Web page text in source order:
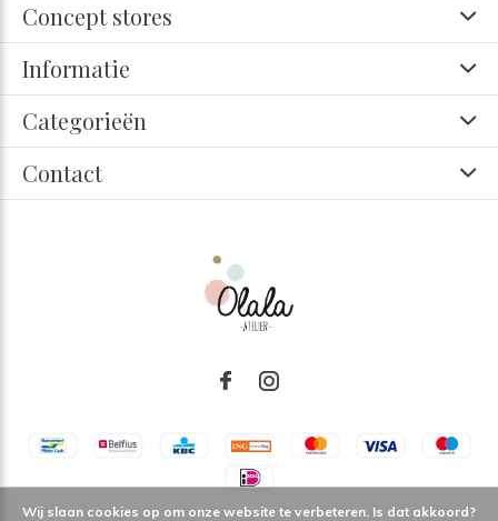
Concept stores
Informatie
Categorieën
Contact
Wij slaan cookies op om onze website te verbeteren. Is dat akkoord?